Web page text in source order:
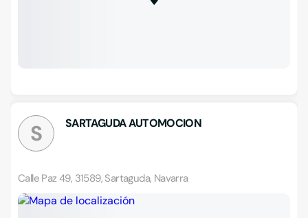
S SARTAGUDA AUTOMOCION
Calle Paz 49, 31589, Sartaguda, Navarra